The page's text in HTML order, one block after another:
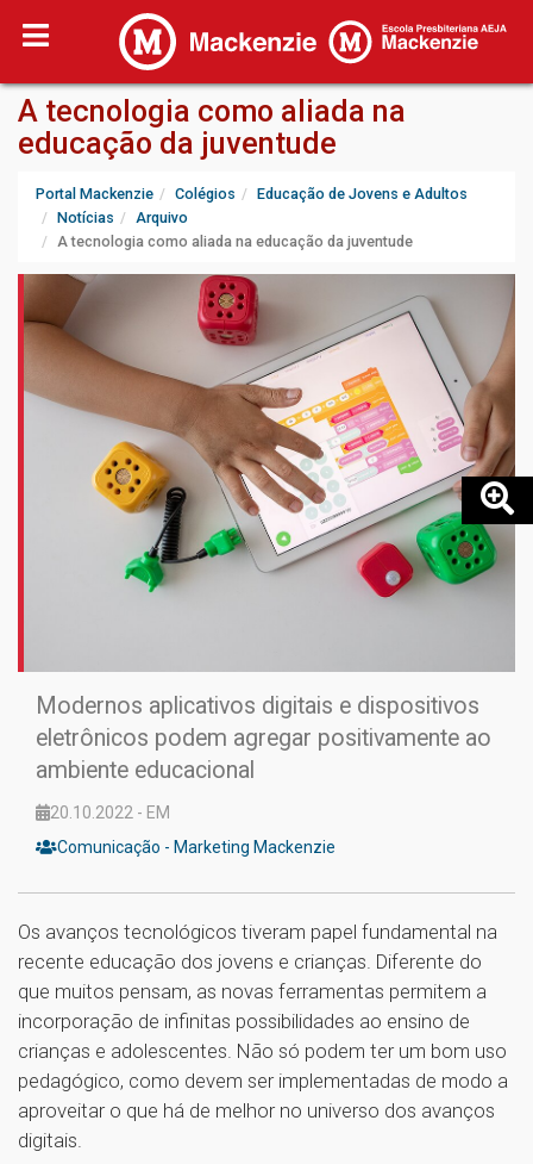
A tecnologia como aliada na
educação da juventude
Portal Mackenzie Colégios
Educação de Jovens e Adultos
Notícias
Arquivo
A tecnologia como aliada na educação da juventude
Modernos aplicativos digitais e dispositivos
eletrônicos podem agregar positivamente ao
ambiente educacional
20.10.2022 - EM
Comunicação - Marketing Mackenzie
Os avanços tecnológicos tiveram papel fundamental na
recente educação dos jovens e crianças. Diferente do
que muitos pensam, as novas ferramentas permitem a
incorporação de infinitas possibilidades ao ensino de
crianças e adolescentes. Não só podem ter um bom uso
pedagógico, como devem ser implementadas de modo a
aproveitar o que há de melhor no universo dos avanços
digitais.